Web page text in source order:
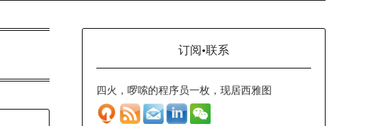
订阅·联系
四火，啰嗦的程序员一枚，现居西雅图